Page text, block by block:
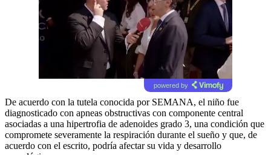
powered by
De acuerdo con la tutela conocida por SEMANA, el niño fue
diagnosticado con apneas obstructivas con componente central
asociadas a una hipertrofia de adenoides grado 3, una condición que
compromete severamente la respiración durante el sueño y que, de
acuerdo con el escrito, podría afectar su vida y desarrollo